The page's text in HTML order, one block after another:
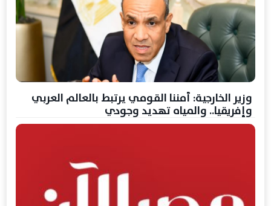
وزير الخارجية: أمننا القومي يرتبط بالعالم العربي
وإفريقيا.. والمياه تهديد وجودي